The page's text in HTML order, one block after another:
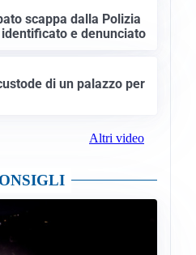
scappa dalla Polizia
e denunciato
di un palazzo per
Altri video